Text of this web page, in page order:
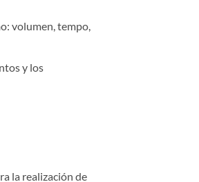
volumen, tempo,
y los
la realización de